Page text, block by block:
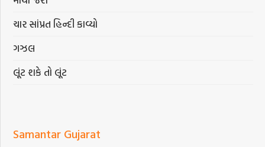
ચાર સાંપ્રત હિન્દી કાવ્યો
ગઝલ
લૂંટ શકે તો લૂંટ
Samantar Gujarat